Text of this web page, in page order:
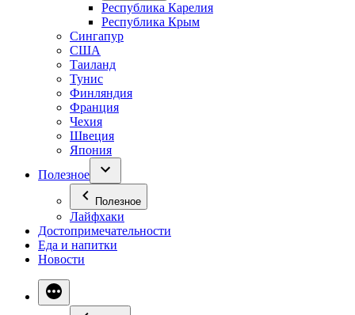
Республика Карелия
Республика Крым
Сингапур
США
Таиланд
Тунис
Финляндия
Франция
Чехия
Швеция
Япония
Полезное
Полезное
Лайфхаки
Достопримечательности
Еда и напитки
Новости